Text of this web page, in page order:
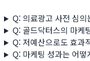
Q: 의료광고 사전 심
Q: 골드닥터스의 마케
Q: 저예산으로도 효과
Q: 마케팅 성과는 어